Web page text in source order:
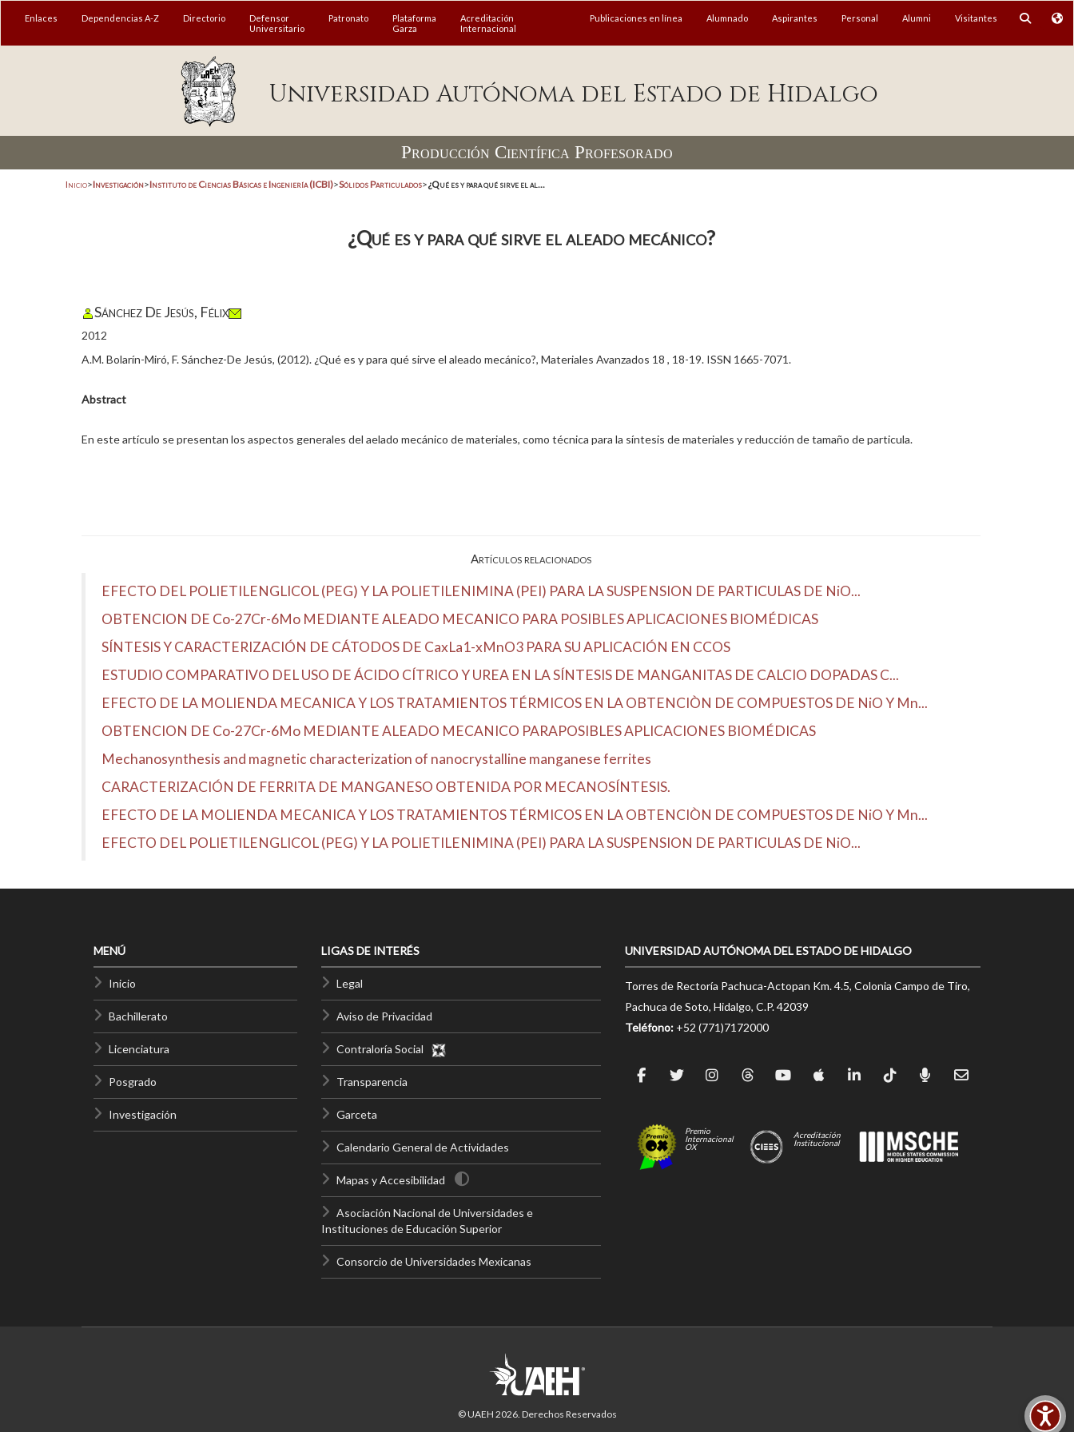
Enlaces Dependencias A-Z Directorio
Defensor
Universitario
Patronato
Plataforma
Garza
Acreditación
Internacional
Publicaciones en línea Alumnado Aspirantes Personal Alumni Visitantes
Universidad Autónoma del Estado de Hidalgo
Producción Científica Profesorado
Inicio>Investigación>Instituto de Ciencias Básicas e Ingeniería (ICBI)>Sólidos Particulados>¿Qué es y para qué sirve el al...
¿Qué es y para qué sirve el aleado mecánico?
Sánchez De Jesús, Félix
2012
A.M. Bolarín-Miró, F. Sánchez-De Jesús, (2012). ¿Qué es y para qué sirve el aleado mecánico?, Materiales Avanzados 18 , 18-19. ISSN 1665-7071.
Abstract
En este artículo se presentan los aspectos generales del aelado mecánico de materiales, como técnica para la síntesis de materiales y reducción de tamaño de particula.
Artículos relacionados
EFECTO DEL POLIETILENGLICOL (PEG) Y LA POLIETILENIMINA (PEI) PARA LA SUSPENSION DE PARTICULAS DE NiO...
OBTENCION DE Co-27Cr-6Mo MEDIANTE ALEADO MECANICO PARA POSIBLES APLICACIONES BIOMÉDICAS
SÍNTESIS Y CARACTERIZACIÓN DE CÁTODOS DE CaxLa1-xMnO3 PARA SU APLICACIÓN EN CCOS
ESTUDIO COMPARATIVO DEL USO DE ÁCIDO CÍTRICO Y UREA EN LA SÍNTESIS DE MANGANITAS DE CALCIO DOPADAS C...
EFECTO DE LA MOLIENDA MECANICA Y LOS TRATAMIENTOS TÉRMICOS EN LA OBTENCIÒN DE COMPUESTOS DE NiO Y Mn...
OBTENCION DE Co-27Cr-6Mo MEDIANTE ALEADO MECANICO PARAPOSIBLES APLICACIONES BIOMÉDICAS
Mechanosynthesis and magnetic characterization of nanocrystalline manganese ferrites
CARACTERIZACIÓN DE FERRITA DE MANGANESO OBTENIDA POR MECANOSÍNTESIS.
EFECTO DE LA MOLIENDA MECANICA Y LOS TRATAMIENTOS TÉRMICOS EN LA OBTENCIÒN DE COMPUESTOS DE NiO Y Mn...
EFECTO DEL POLIETILENGLICOL (PEG) Y LA POLIETILENIMINA (PEI) PARA LA SUSPENSION DE PARTICULAS DE NiO...
MENÚ
Inicio
Bachillerato
Licenciatura
Posgrado
Investigación
LIGAS DE INTERÉS
Legal
Aviso de Privacidad
Contraloría Social
Transparencia
Garceta
Calendario General de Actividades
Mapas y Accesibilidad
Asociación Nacional de Universidades e
Instituciones de Educación Superior
Consorcio de Universidades Mexicanas
UNIVERSIDAD AUTÓNOMA DEL ESTADO DE HIDALGO
Torres de Rectoría Pachuca-Actopan Km. 4.5, Colonia Campo de Tiro,
Pachuca de Soto, Hidalgo, C.P. 42039
Teléfono: +52 (771)7172000
Premio
Internacional
OX
Acreditación
Institucional
© UAEH 2026. Derechos Reservados